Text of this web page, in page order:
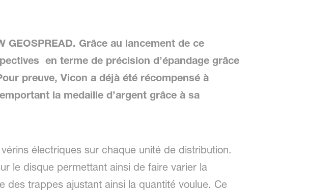
Grâce au lancement de ce
en terme de précision d’épandage grâce
preuve, Vicon a déjà été récompensé à
la medaille d’argent grâce à sa
électriques sur chaque unité de distribution.
le disque permettant ainsi de faire varier la
des trappes ajustant ainsi la quantité voulue. Ce